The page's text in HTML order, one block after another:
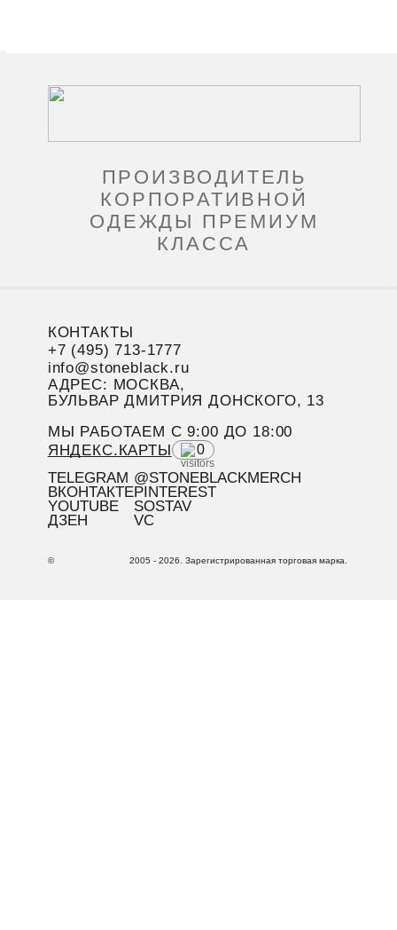
ПРОИЗВОДИТЕЛЬ
КОРПОРАТИВНОЙ
ОДЕЖДЫ ПРЕМИУМ
КЛАССА
КОНТАКТЫ
+7 (495) 713-1777
info@stoneblack.ru
АДРЕС: МОСКВА,
БУЛЬВАР ДМИТРИЯ ДОНСКОГО, 13
МЫ РАБОТАЕМ C 9:00 ДО 18:00
ЯНДЕКС.КАРТЫ
0
TELEGRAM
ВКОНТАКТЕ
YOUTUBE
ДЗЕН
@STONEBLACKMERCH
PINTEREST
SOSTAV
VC
© 2005 - 2026. Зарегистрированная торговая марка.